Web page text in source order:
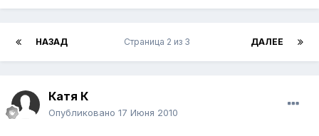
НАЗАД ДАЛЕЕ
Страница 2 из 3
Катя К
Опубликовано 17 Июня 2010